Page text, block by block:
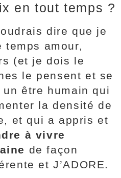
en tout temps ?
dire que je
amour,
(et je dois le
le pensent et se
être humain qui
la densité de
et qui a appris et
à vivre
de façon
et J’ADORE.